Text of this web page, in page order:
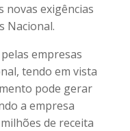
novas exigências
Nacional.
empresas
tendo em vista
pode gerar
a empresa
de receita